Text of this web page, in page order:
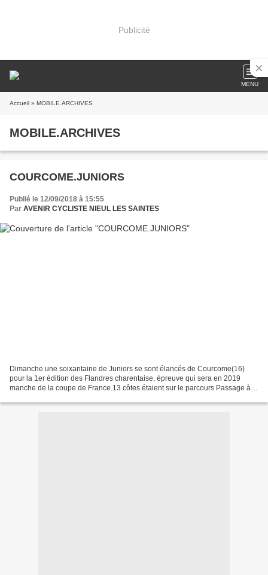
Publicité
MENU
Accueil » MOBILE.ARCHIVES
MOBILE.ARCHIVES
COURCOME.JUNIORS
Publié le 12/09/2018 à 15:55
Par AVENIR CYCLISTE NIEUL LES SAINTES
Dimanche une soixantaine de Juniors se sont élancés de Courcome(16)
pour la 1er édition des Flandres charentaise, épreuve qui sera en 2019
manche de la coupe de France.13 côtes étaient sur le parcours Passage à